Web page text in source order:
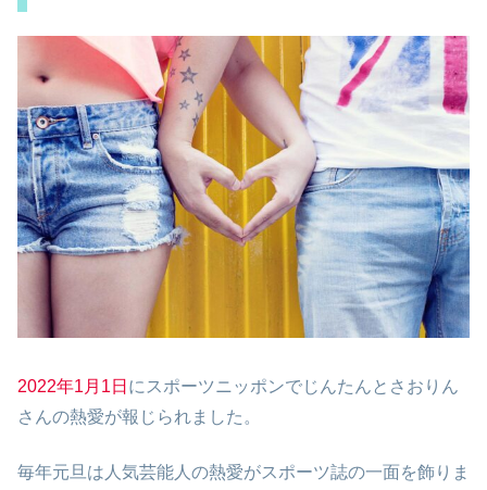
2022年1月1日 にスポーツニッポンでじんたんとさおりん
さんの熱愛が報じられました。
毎年元旦は人気芸能人の熱愛がスポーツ誌の一面を飾りま